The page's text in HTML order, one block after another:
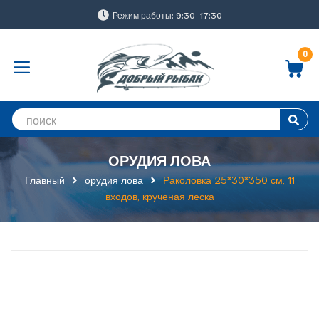
Режим работы: 9:30-17:30
0
ОРУДИЯ ЛОВА
Главный орудия лова
Раколовка 25*30*350 см, 11
входов, крученая леска